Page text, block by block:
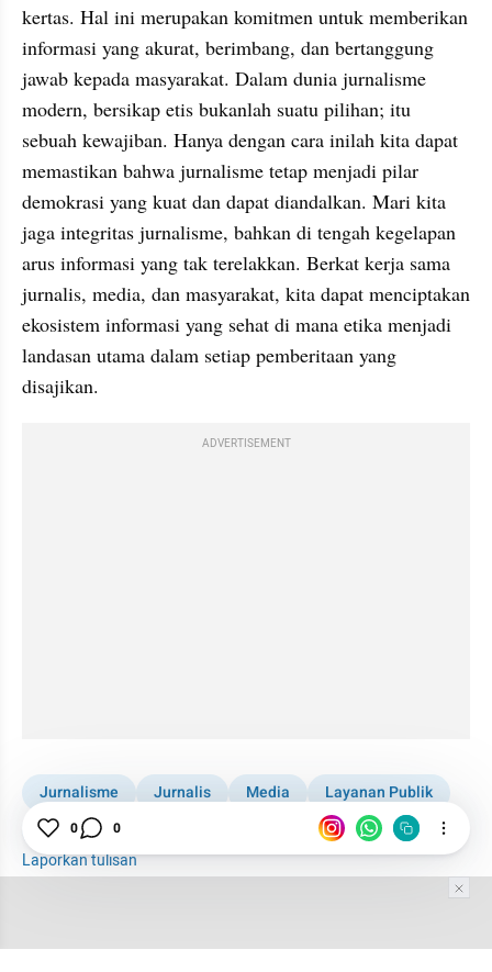
kertas. Hal ini merupakan komitmen untuk memberikan
informasi yang akurat, berimbang, dan bertanggung
jawab kepada masyarakat. Dalam dunia jurnalisme
modern, bersikap etis bukanlah suatu pilihan; itu
sebuah kewajiban. Hanya dengan cara inilah kita dapat
memastikan bahwa jurnalisme tetap menjadi pilar
demokrasi yang kuat dan dapat diandalkan. Mari kita
jaga integritas jurnalisme, bahkan di tengah kegelapan
arus informasi yang tak terelakkan. Berkat kerja sama
jurnalis, media, dan masyarakat, kita dapat menciptakan
ekosistem informasi yang sehat di mana etika menjadi
landasan utama dalam setiap pemberitaan yang
disajikan.
ADVERTISEMENT
Jurnalisme Jurnalis Media
Layanan Publik
Etika
Masyarakat
Laporkan tulisan
0 0